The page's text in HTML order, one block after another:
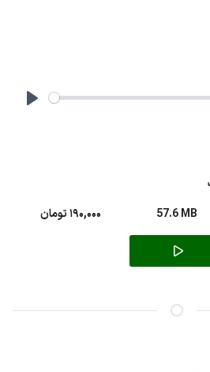
57.6 MB 190,000 تومان